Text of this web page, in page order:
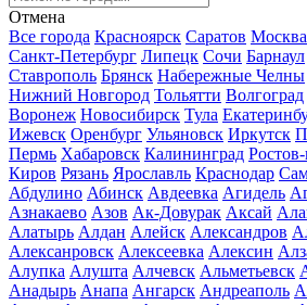
Отмена
Все города Красноярск Саратов Москва
Санкт-Петербург Липецк Сочи Барнаул
Ставрополь Брянск Набережные Челны
Нижний Новгород Тольятти Волгоград
Воронеж Новосибирск Тула
Ижевск Оренбург Ульяновск Иркутск
Пермь Хабаровск Калининград
Киров Рязань Ярославль Краснодар
Абдулино Абинск Авдеевка Агидель
Азнакаево Азов Ак-Довурак Аксай
Алатырь Алдан Алейск Александров
Алексанровск Алексеевка Алексин
Алупка Алушта Алчевск Альметьевск
Анадырь Анапа Ангарск Андреаполь